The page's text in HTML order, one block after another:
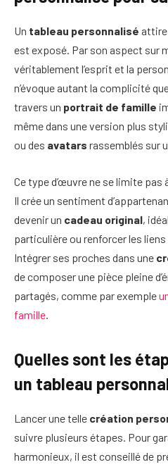
Un tableau personnalisé attire
est exposé. Par son aspect sur
véritablement l’esprit et la
n’évoque autant la complicité
travers un portrait de famille
même dans une version plus
ou des avatars rassemblés sur
Ce type d’œuvre ne se limite pas
Il crée un sentiment
devenir un cadeau original,
particulière ou renforcer les
Intégrer ses proches dans une
de composer une pièce pleine
partagés, comme par exemple
famille
Quelles sont les
un tableau
Lancer une telle création
suivre plusieurs étapes. Pour
harmonieux, il est conseillé de